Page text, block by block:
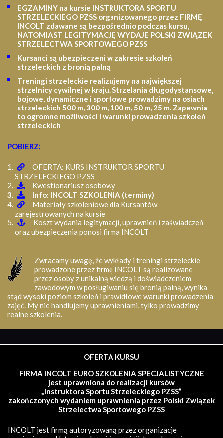
EGZAMINY na kursie INSTRUKTORA SPORTU
STRZELECKIEGO PZSS organizowanego przez FIRMĘ
INCOLT zdawane są bezpośrednio podczas kursu,
NATOMIAST LEGITYMACJĘ WYDAJE POLSKI ZWIĄZEK
STRZELECTWA SPORTOWEGO PZSS
Kursanci są ubezpieczeni w zakresie szkoleń
strzeleckich z bronią palną
Treningi strzeleckie realizujemy na największej
strzelnicy cywilnej w kraju. Strzelania długodystansowe,
bojowe, dynamiczne i sportowe prowadzimy na osiach
strzeleckich 500 m, 300 m, 100 m, 50 m, 25 m. Zapewnia
to ogromne możliwości i warunki prowadzenia szkoleń
strzeleckich
POBIERZ:
OFERTA: KURS INSTRUKTOR SPORTU
STRZELECKIEGO PZSS
Kwestionariusz osobowy
Info: INCOLT SZKOLENIA (terminy)
Materiały szkoleniowe dla Kursantów
zarejestrowanych na kursie
Koszt wydania legitymacji, uprawnień i zaświadczeń
oraz ubezpieczenia ponosi firma INCOLT
Zwracamy uwagę, że wykłady i treningi strzeleckie
prowadzone przez firmę INCOLT są realizowane
przez osoby z unikalną wiedzą i doświadczeniem
zawodowym w posługiwaniu się bronią palną, wynika
stąd wysoki poziom szkoleń i prawidłowe warunki prowadzenia
zajęć. My nie handlujemy uprawnieniami, tylko prowadzimy
realne szkolenia.
OFERTA KURSU
FIRMA INCOLT EURO SZKOLENIA SPECJALISTYCZNE
jest uprawniona do realizacji kursów
„Instruktora Sportu Strzeleckiego PZSS”
zakończonych wydaniem uprawnienia przez Polski Związek
Strzelectwa Sportowego PZSS
INCOLT jest firmą autoryzowaną przez organizacje